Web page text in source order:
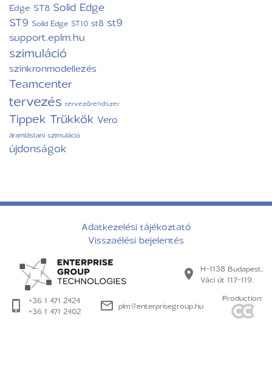
Edge ST8 Solid Edge
ST9 Solid Edge ST10 st8 st9
support.eplm.hu
szimuláció
szinkronmodellezés
Teamcenter
tervezés tervezőrendszer
Tippek Trükkök Vero
áramlástani szimuláció
újdonságok
Adatkezelési tájékoztató
Visszaélési bejelentés
H-1138 Budapest,
Váci út 117-119.
+36 1 471 2424
+36 1 471 2402
plm@enterprisegroup.hu
Production: